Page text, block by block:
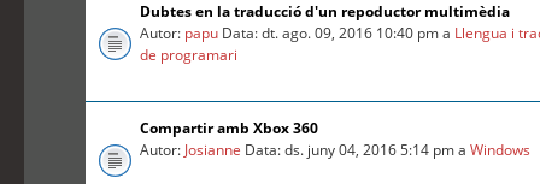
Dubtes en la traducció d'un repoductor multimèdia
Autor: papu Data: dt. ago. 09, 2016 10:40 pm a Llengua i
de programari
Compartir amb Xbox 360
Autor: Josianne Data: ds. juny 04, 2016 5:14 pm aWindows